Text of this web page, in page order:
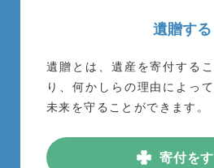
遺贈する
遺贈とは、遺産を寄付する
り、何かしらの理由によっ
未来を守ることができます。
寄付を